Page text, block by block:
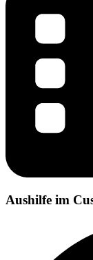
Aushilfe im